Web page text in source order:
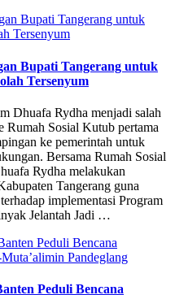
Bupati Tangerang untuk
Tersenyum
Dhuafa Rydha menjadi salah
Rumah Sosial Kutub pertama
ke pemerintah untuk
Bersama Rumah Sosial
Rydha melakukan
Tangerang guna
implementasi Program
Jelantah Jadi …
Peduli Bencana